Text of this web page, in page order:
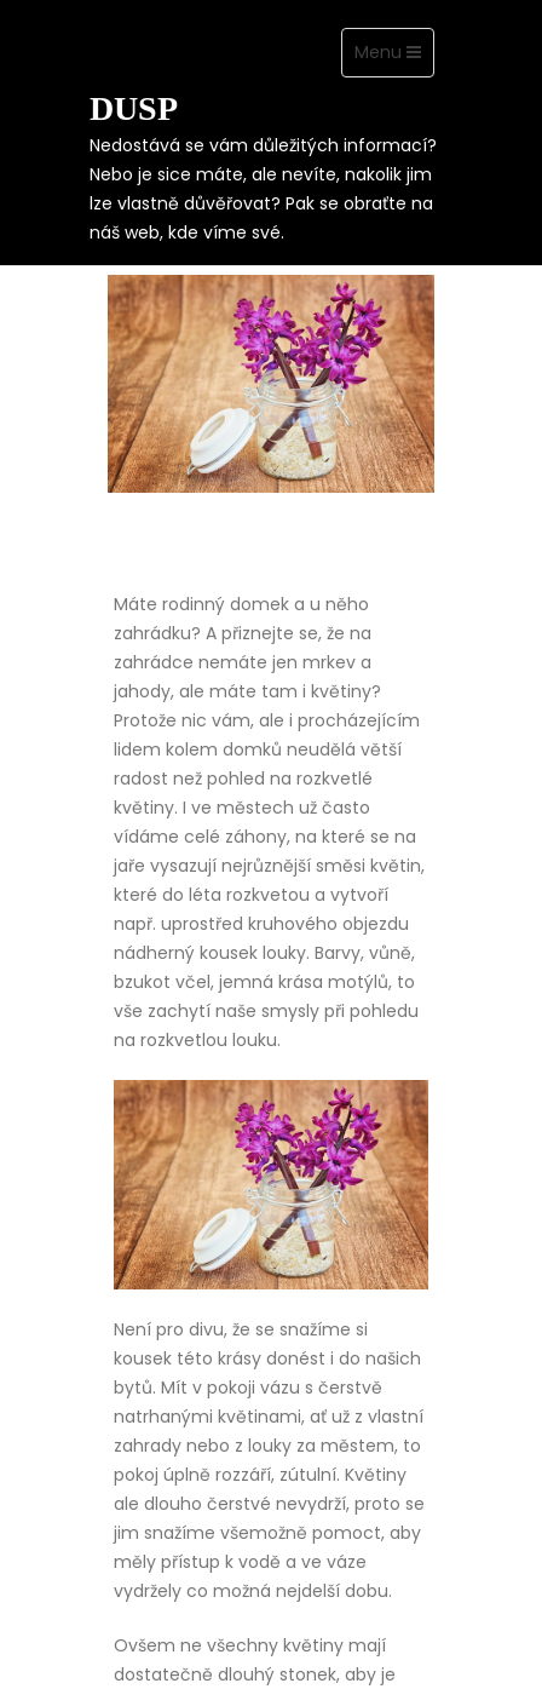
Toggle
navigation
Menu
DUSP
Nedostává se vám důležitých informací?
Nebo je sice máte, ale nevíte, nakolik jim
lze vlastně důvěřovat? Pak se obraťte na
náš web, kde víme své.
KREATIVNÍ VÁZY NA
KVĚTINY
Máte rodinný domek a u něho
zahrádku? A přiznejte se, že na
zahrádce nemáte jen mrkev a
jahody, ale máte tam i květiny?
Protože nic vám, ale i procházejícím
lidem kolem domků neudělá větší
radost než pohled na rozkvetlé
květiny. I ve městech už často
vídáme celé záhony, na které se na
jaře vysazují nejrůznější směsi květin,
které do léta rozkvetou a vytvoří
např. uprostřed kruhového objezdu
nádherný kousek louky. Barvy, vůně,
bzukot včel, jemná krása motýlů, to
vše zachytí naše smysly při pohledu
na rozkvetlou louku.
Není pro divu, že se snažíme si
kousek této krásy donést i do našich
bytů. Mít v pokoji vázu s čerstvě
natrhanými květinami, ať už z vlastní
zahrady nebo z louky za městem, to
pokoj úplně rozzáří, zútulní. Květiny
ale dlouho čerstvé nevydrží, proto se
jim snažíme všemožně pomoct, aby
měly přístup k vodě a ve váze
vydržely co možná nejdelší dobu.
Ovšem ne všechny květiny mají
dostatečně dlouhý stonek, aby je